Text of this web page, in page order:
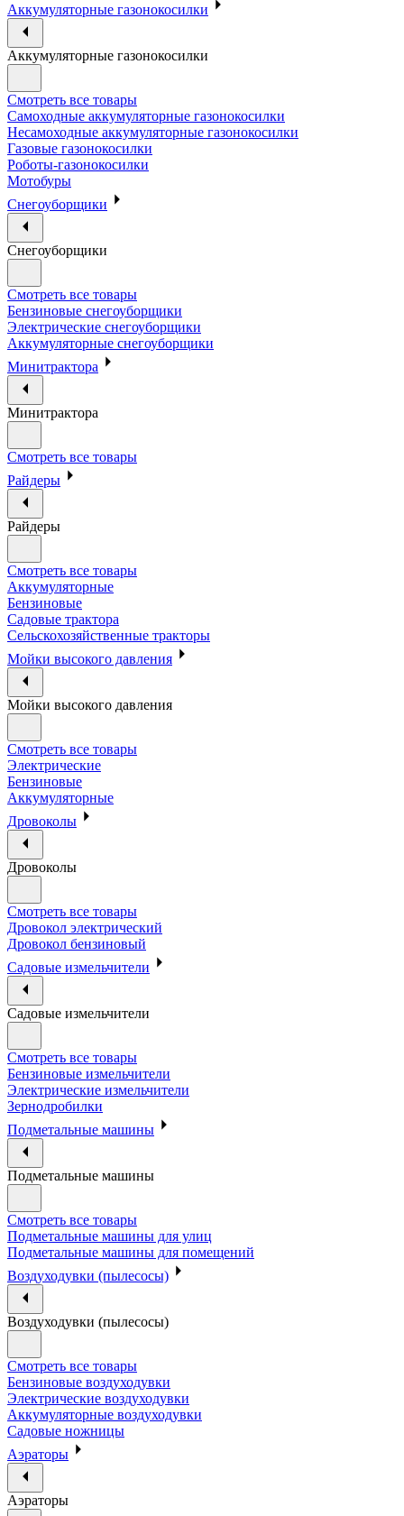
Аккумуляторные газонокосилки
Аккумуляторные газонокосилки
Смотреть все товары
Самоходные аккумуляторные газонокосилки
Несамоходные аккумуляторные газонокосилки
Газовые газонокосилки
Роботы-газонокосилки
Мотобуры
Снегоуборщики
Снегоуборщики
Смотреть все товары
Бензиновые снегоуборщики
Электрические снегоуборщики
Аккумуляторные снегоуборщики
Минитрактора
Минитрактора
Смотреть все товары
Райдеры
Райдеры
Смотреть все товары
Аккумуляторные
Бензиновые
Садовые трактора
Сельскохозяйственные тракторы
Мойки высокого давления
Мойки высокого давления
Смотреть все товары
Электрические
Бензиновые
Аккумуляторные
Дровоколы
Дровоколы
Смотреть все товары
Дровокол электрический
Дровокол бензиновый
Садовые измельчители
Садовые измельчители
Смотреть все товары
Бензиновые измельчители
Электрические измельчители
Зернодробилки
Подметальные машины
Подметальные машины
Смотреть все товары
Подметальные машины для улиц
Подметальные машины для помещений
Воздуходувки (пылесосы)
Воздуходувки (пылесосы)
Смотреть все товары
Бензиновые воздуходувки
Электрические воздуходувки
Аккумуляторные воздуходувки
Садовые ножницы
Аэраторы
Аэраторы